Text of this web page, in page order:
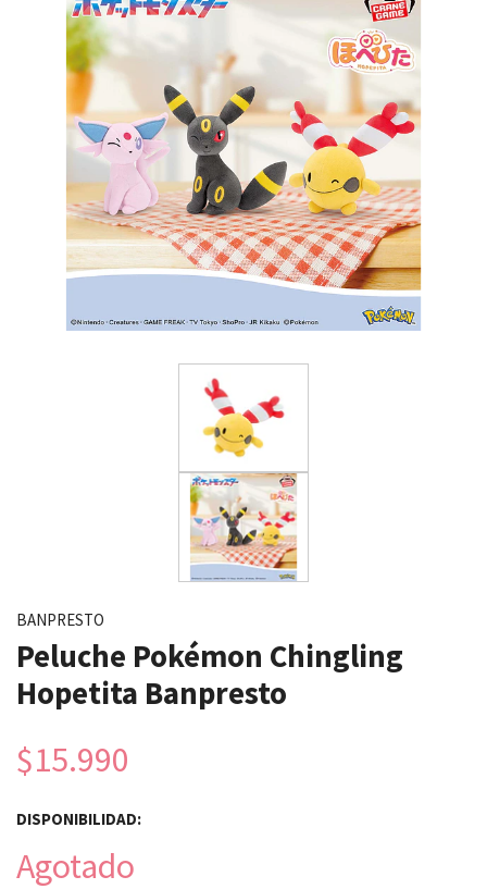
BANPRESTO
Peluche Pokémon Chingling
Hopetita Banpresto
$15.990
DISPONIBILIDAD:
Agotado